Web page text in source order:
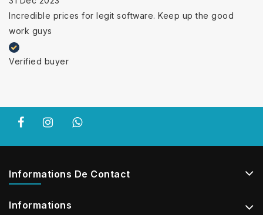
Incredible prices for legit software. Keep up the good
work guys
Verified buyer
Informations De Contact
Informations